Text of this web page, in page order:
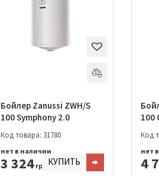
Бойлер Zanussi ZWH/S
100 Symphony 2.0
Код товара: 31780
3 324 грн.
нет в наличии
КУПИТЬ
100
Код
4
нет